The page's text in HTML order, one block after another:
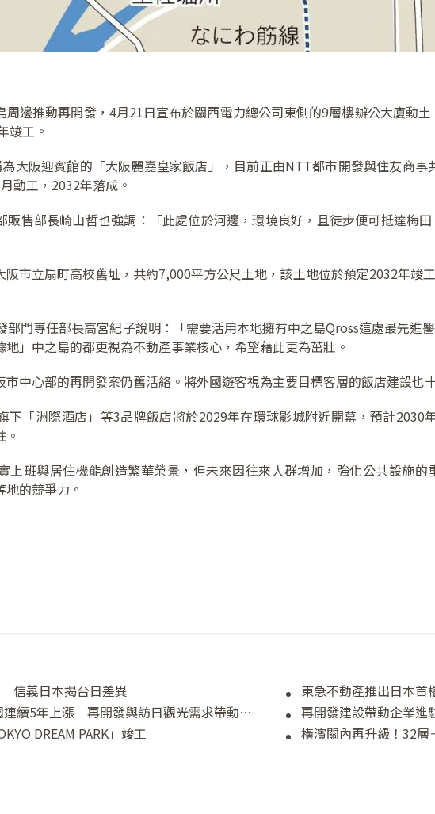
周邊推動再開發，4月21日宣布於關西電力總公司東側的9層樓辦公大廈動
竣工。
大阪迎賓館的「大阪麗嘉皇家飯店」，目前正由NTT都市開發與住友商
動工，2032年落成。
販售部長崎山哲也強調：「此處位於河邊，環境良好，且徒步便可抵達梅
阪市立扇町高校舊址，共約7,000平方公尺土地，該土地位於預定2032年竣
部門專任部長高宮紀子說明：「需要活用本地擁有中之島Qross這處最先進
」中之島的都更視為不動產事業核心，希望藉此更為茁壯。
市中心部的再開發案仍舊活絡。將外國遊客視為主要目標客層的飯店建設也
下「洲際酒店」等3品牌飯店將於2029年在環球影城附近開幕，預計2030
上班與居住機能創造繁華榮景，但未來因往來人群增加，強化公共設施
的競爭力。
信義日本揭台日差異
東急不動產推出日本首
2026年公告地價全國連續5年上漲 再開發與訪日觀光需求帶動成長
DREAM PARK」竣工
橫濱關內再升級！32